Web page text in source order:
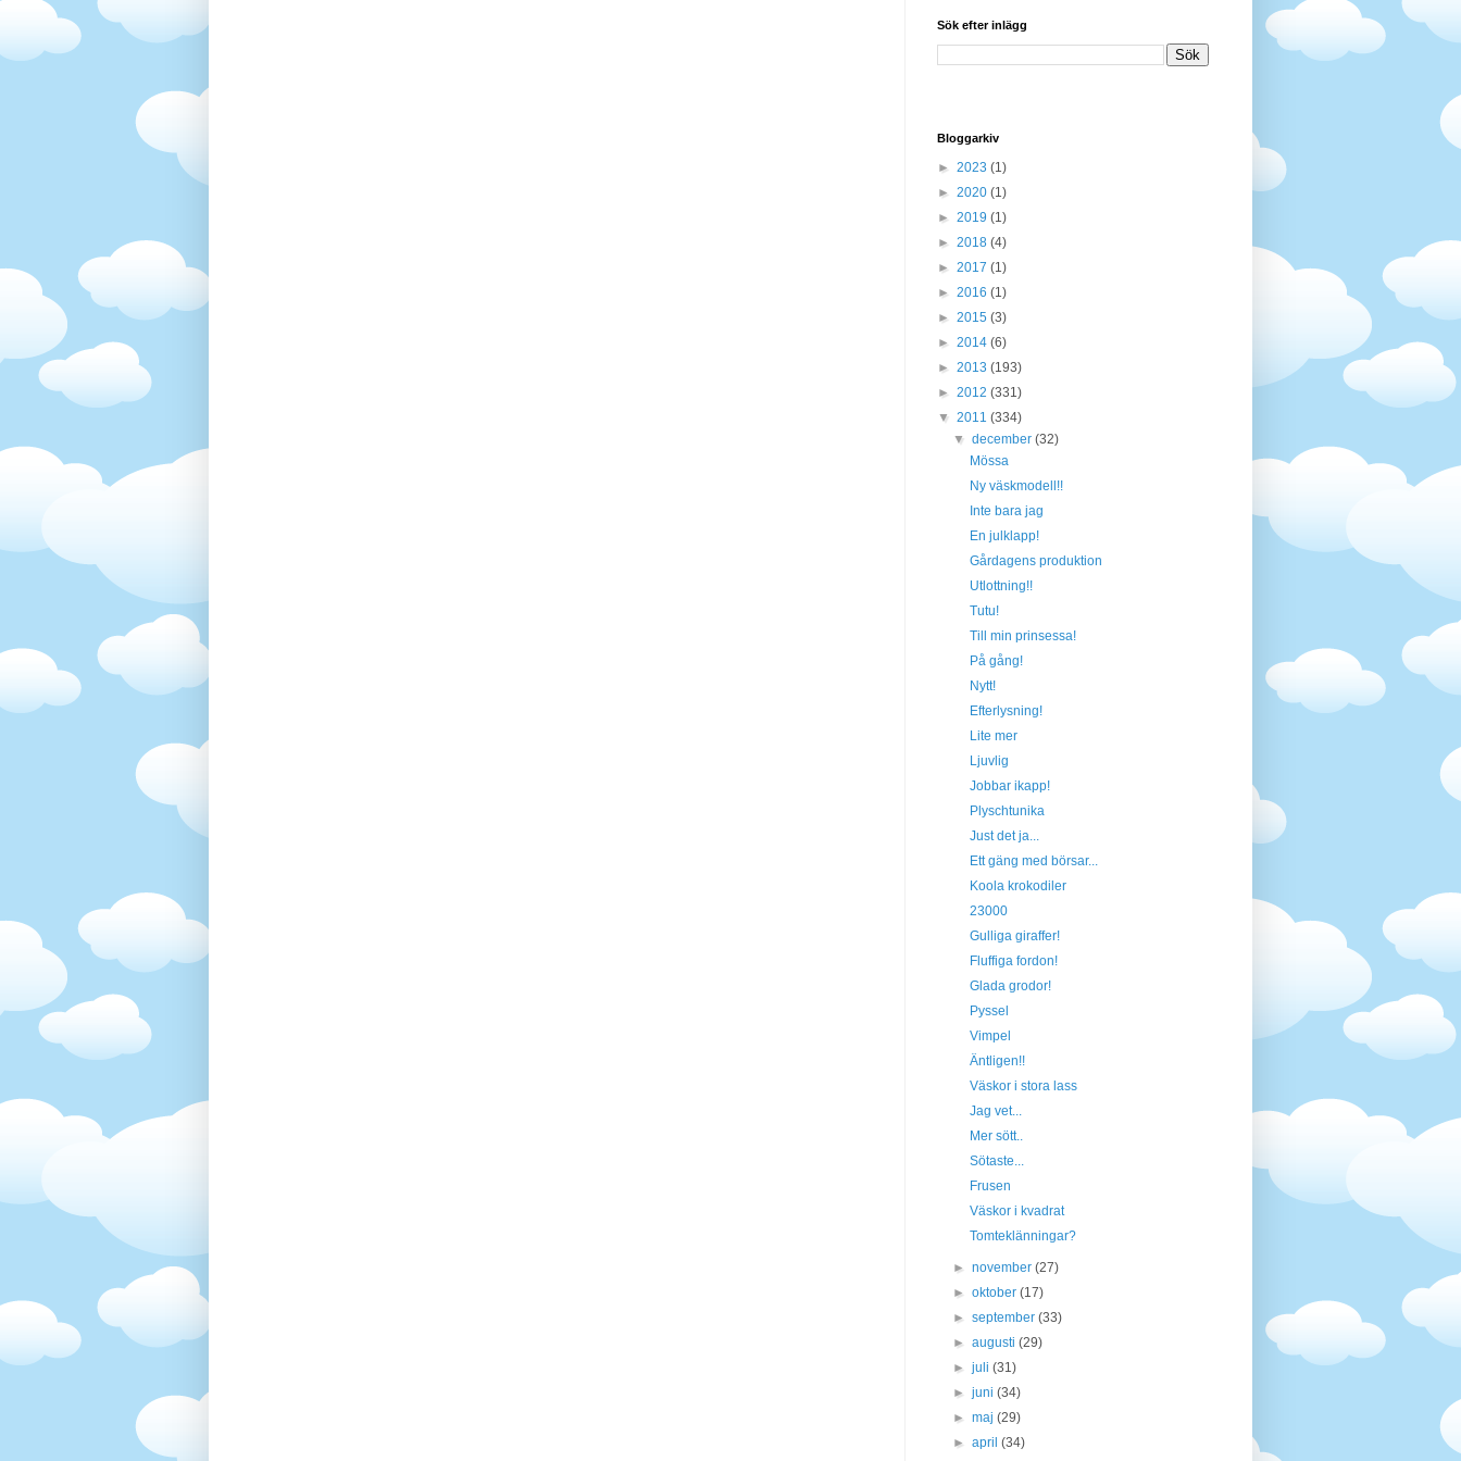
Sök efter inlägg
Bloggarkiv
► 2023 (1)
► 2020 (1)
► 2019 (1)
► 2018 (4)
► 2017 (1)
► 2016 (1)
► 2015 (3)
► 2014 (6)
► 2013 (193)
► 2012 (331)
▼ 2011 (334)
▼december(32)
Mössa
Ny väskmodell!!
Inte bara jag
En julklapp!
Gårdagens produktion
Utlottning!!
Tutu!
Till min prinsessa!
På gång!
Nytt!
Efterlysning!
Lite mer
Ljuvlig
Jobbar ikapp!
Plyschtunika
Just det ja...
Ett gäng med börsar...
Koola krokodiler
23000
Gulliga giraffer!
Fluffiga fordon!
Glada grodor!
Pyssel
Vimpel
Äntligen!!
Väskor i stora lass
Jag vet...
Mer sött..
Sötaste...
Frusen
Väskor i kvadrat
Tomteklänningar?
►november(27)
►oktober(17)
►september(33)
►augusti(29)
►juli(31)
►juni(34)
►maj(29)
►april(34)